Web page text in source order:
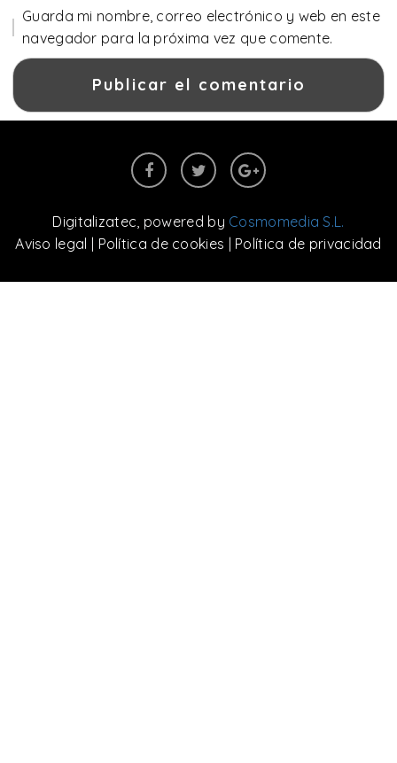
Guarda mi nombre, correo electrónico y web en este
navegador para la próxima vez que comente.
Digitalizatec , powered by Cosmomedia S.L.
Aviso legal | Política de cookies | Política de privacidad